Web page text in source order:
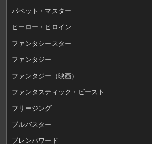
パペット・マスター
ヒーロー・ヒロイン
ファンタシースター
ファンタジー
ファンタジー（映画）
ファンタスティック・ビースト
フリージング
ブルバスター
ブレンパワード